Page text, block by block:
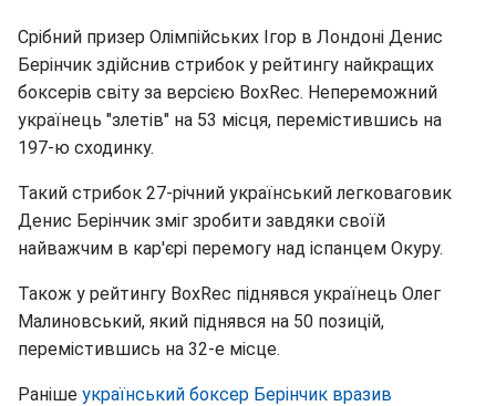
Срібний призер Олімпійських Ігор в Лондоні Денис
Берінчик здійснив стрибок у рейтингу найкращих
боксерів світу за версією BoxRec. Непереможний
українець "злетів" на 53 місця, перемістившись на
197-ю сходинку.
Такий стрибок 27-річний український легковаговик
Денис Берінчик зміг зробити завдяки своїй
найважчим в кар'єрі перемогу над іспанцем Окуру.
Також у рейтингу BoxRec піднявся українець Олег
Малиновський, який піднявся на 50 позицій,
перемістившись на 32-е місце.
Раніше український боксер Берінчик вразив